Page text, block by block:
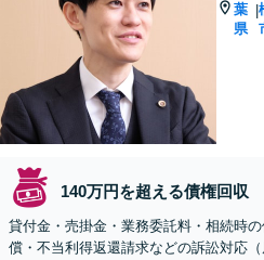
葉
県
|
140万円を超える債権回収
貸付金・売掛金・業務委託料・相続時
償・不当利得返還請求などの訴訟対応